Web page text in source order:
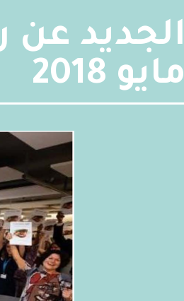
الجديد عن
مايو 2018